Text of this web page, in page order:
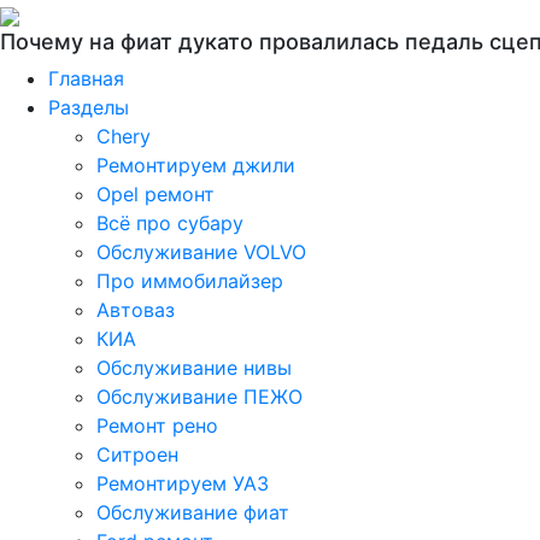
Почему на фиат дукато провалилась педаль
Главная
Разделы
Chery
Ремонтируем джили
Opel ремонт
Всё про субару
Обслуживание VOLVO
Про иммобилайзер
Автоваз
КИА
Обслуживание нивы
Обслуживание ПЕЖО
Ремонт рено
Ситроен
Ремонтируем УАЗ
Обслуживание фиат